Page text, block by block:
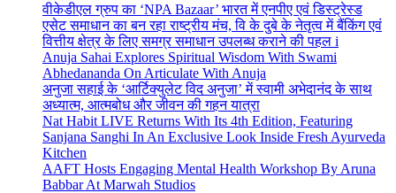
वीकेडीएल ग्रुप का ‘NPA Bazaar’ भारत में एनपीए एवं डिस्ट्रेस्ड
एसेट समाधान का बन रहा राष्ट्रीय मंच, वि के दुबे के नेतृत्व में बैंकिंग एवं
वित्तीय क्षेत्र के लिए समग्र समाधान उपलब्ध कराने की पहल i
Anuja Sahai Explores Spiritual Wisdom With Swami
Abhedananda On Articulate With Anuja
अनुजा सहाई के ‘आर्टिक्युलेट विद अनुजा’ में स्वामी अभेदानंद के साथ
अध्यात्म, आत्मबोध और जीवन की गहन यात्रा
Nat Habit LIVE Returns With Its 4th Edition, Featuring
Sanjana Sanghi In An Exclusive Look Inside Fresh Ayurveda
Kitchen
AAFT Hosts Engaging Mental Health Workshop By Aruna
Babbar At Marwah Studios